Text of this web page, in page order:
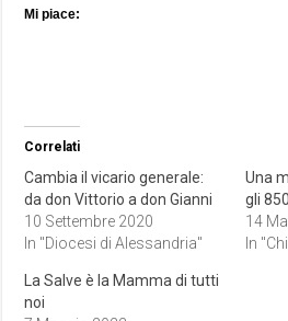
Mi piace:
Correlati
Cambia il vicario generale:
da don Vittorio a don Gianni
10 Settembre 2020
In "Diocesi di Alessandria"
Una
gli
14
In
La Salve è la Mamma di tutti
noi